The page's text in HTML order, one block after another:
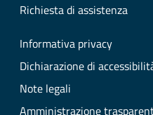
Richiesta di assistenza
Informativa privacy
Dichiarazione di
Note legali
Amministrazione